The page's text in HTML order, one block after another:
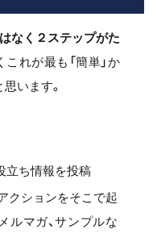
なく２ステップがた
これが最も「簡単」か
います。
立ち情報を投稿
クションをそこで起
ルマガ、サンプルな